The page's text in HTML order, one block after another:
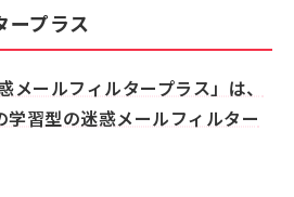
ープラス
ールフィルタープラス」は、
習型の迷惑メールフィルター